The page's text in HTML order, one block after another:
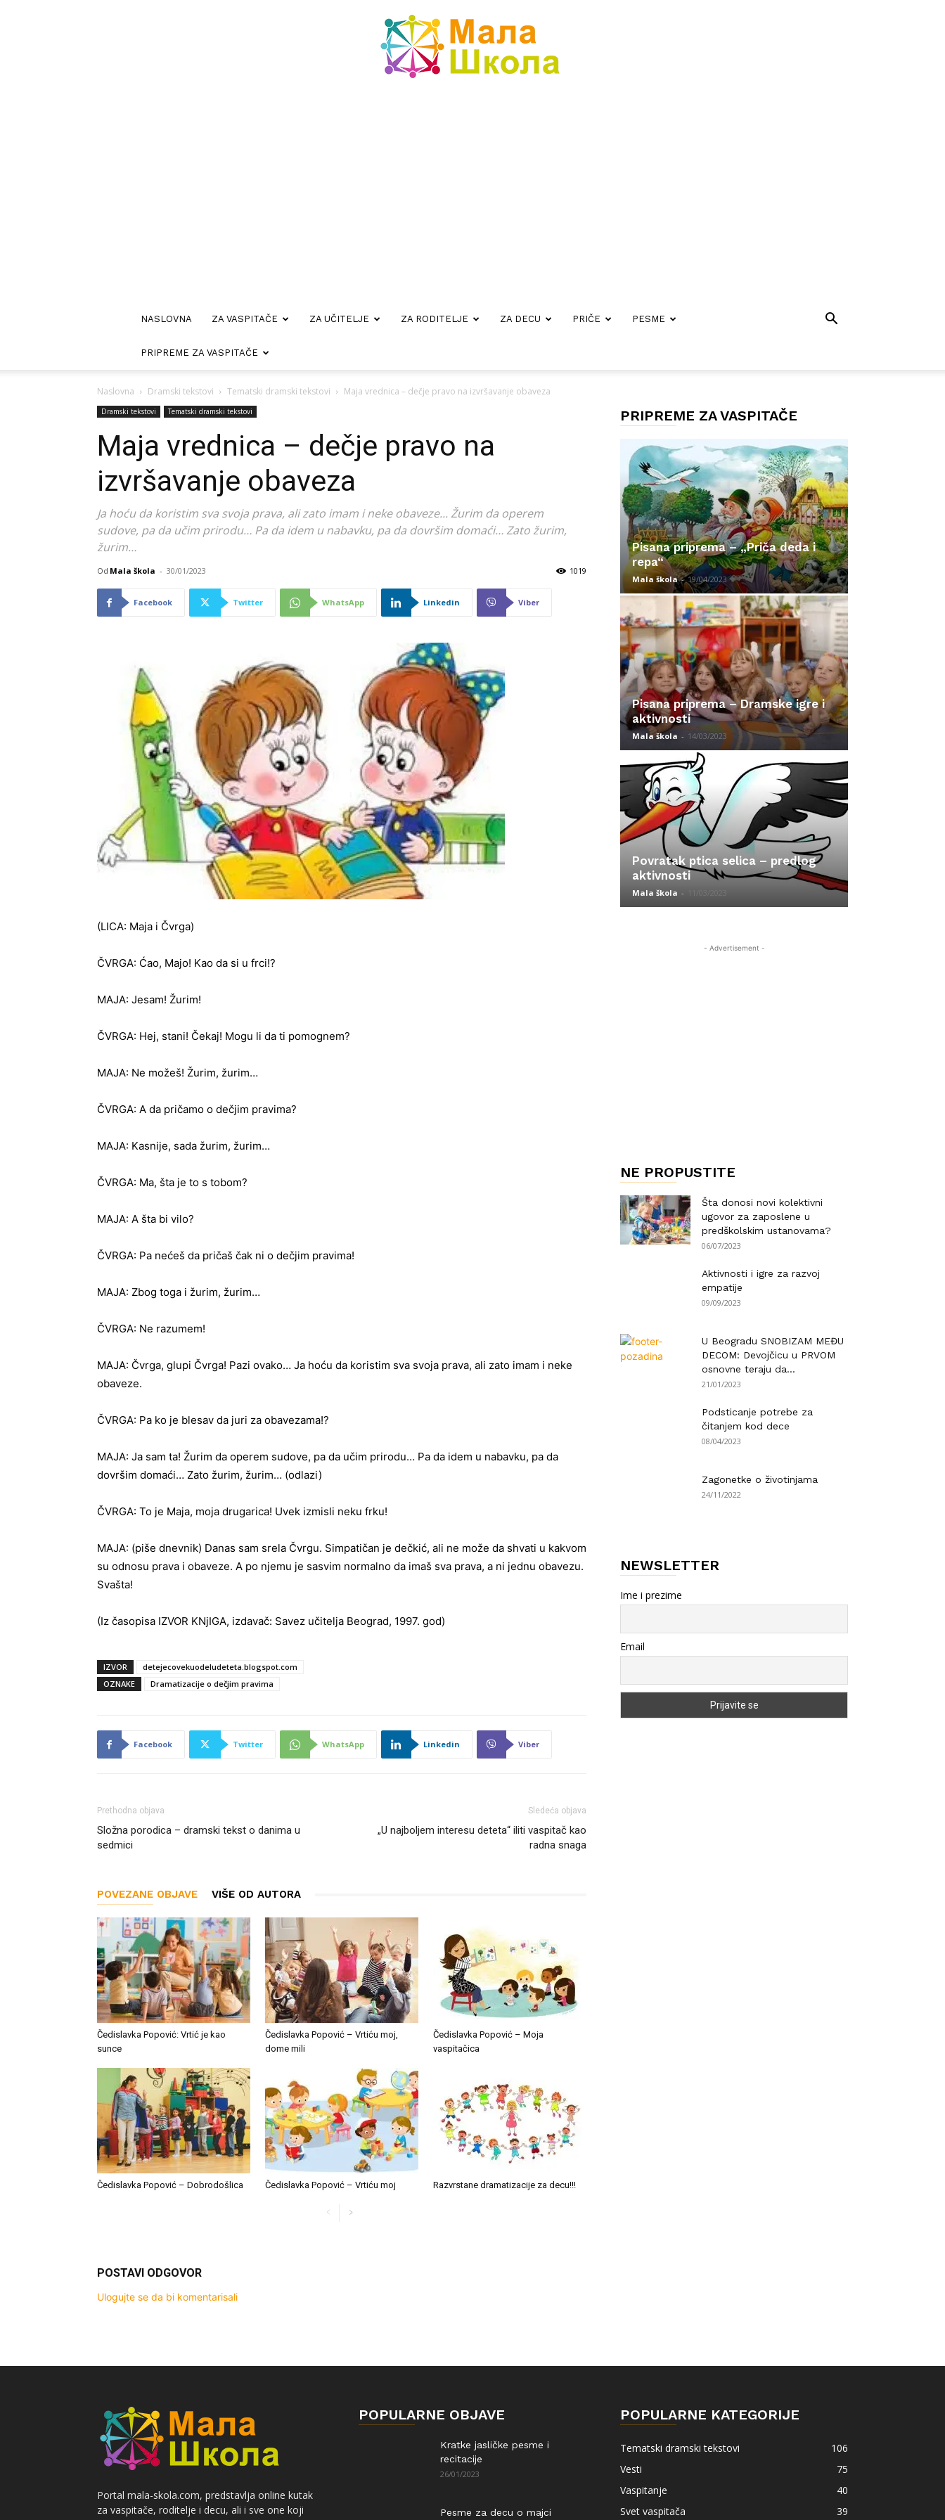
NASLOVNA ZA VASPITAČE ZA UČITELJE ZA RODITELJE ZA DECU PRIČE PESME
PRIPREME ZA VASPITAČE
Naslovna Dramski tekstovi Tematski dramski tekstovi Maja vrednica – dečje pravo na izvršavanje obaveza
Dramski tekstovi Tematski dramski tekstovi
Maja vrednica – dečje pravo na
izvršavanje obaveza
Ja hoću da koristim sva svoja prava, ali zato imam i neke obaveze... Žurim da operem
sudove, pa da učim prirodu… Pa da idem u nabavku, pa da dovršim domaći… Zato žurim,
žurim…
Od Mala škola - 30/01/2023 1019
Facebook Twitter WhatsApp Linkedin Viber
(LICA: Maja i Čvrga)
ČVRGA: Ćao, Majo! Kao da si u frci!?
MAJA: Jesam! Žurim!
ČVRGA: Hej, stani! Čekaj! Mogu li da ti pomognem?
MAJA: Ne možeš! Žurim, žurim…
ČVRGA: A da pričamo o dečjim pravima?
MAJA: Kasnije, sada žurim, žurim…
ČVRGA: Ma, šta je to s tobom?
MAJA: A šta bi vilo?
ČVRGA: Pa nećeš da pričaš čak ni o dečjim pravima!
MAJA: Zbog toga i žurim, žurim…
ČVRGA: Ne razumem!
MAJA: Čvrga, glupi Čvrga! Pazi ovako… Ja hoću da koristim sva svoja prava, ali zato imam i neke
obaveze.
ČVRGA: Pa ko je blesav da juri za obavezama!?
MAJA: Ja sam ta! Žurim da operem sudove, pa da učim prirodu… Pa da idem u nabavku, pa da
dovršim domaći… Zato žurim, žurim… (odlazi)
ČVRGA: To je Maja, moja drugarica! Uvek izmisli neku frku!
MAJA: (piše dnevnik) Danas sam srela Čvrgu. Simpatičan je dečkić, ali ne može da shvati u kakvom
su odnosu prava i obaveze. A po njemu je sasvim normalno da imaš sva prava, a ni jednu obavezu.
Svašta!
(Iz časopisa IZVOR KNjIGA, izdavač: Savez učitelja Beograd, 1997. god)
IZVOR
detejecovekuodeludeteta.blogspot.com
OZNAKE
Dramatizacije o dečjim pravima
Facebook Twitter WhatsApp Linkedin Viber
Prethodna objava
Složna porodica – dramski tekst o danima u
sedmici
Sledeća objava
„U najboljem interesu deteta“ iliti vaspitač kao
radna snaga
POVEZANE OBJAVE VIŠE OD AUTORA
Čedislavka Popović: Vrtić je kao
sunce
Čedislavka Popović – Vrtiću moj,
dome mili
Čedislavka Popović – Moja
vaspitačica
Čedislavka Popović – Dobrodošlica Čedislavka Popović – Vrtiću moj Razvrstane dramatizacije za decu!!!
POSTAVI ODGOVOR
Ulogujte se da bi komentarisali
PRIPREME ZA VASPITAČE
Pisana priprema – „Priča deda i
repa“
Mala škola - 19/04/2023
Pisana priprema – Dramske igre i
aktivnosti
Mala škola - 14/03/2023
Povratak ptica selica – predlog
aktivnosti
Mala škola -
- Advertisement -
NE PROPUSTITE
Šta donosi novi kolektivni
ugovor za zaposlene u
predškolskim ustanovama?
06/07/2023
Aktivnosti i igre za razvoj
empatije
09/09/2023
U Beogradu SNOBIZAM MEĐU
DECOM: Devojčicu u PRVOM
osnovne teraju da...
21/01/2023
Podsticanje potrebe za
čitanjem kod dece
08/04/2023
Zagonetke o životinjama
24/11/2022
NEWSLETTER
Ime i prezime
Email
Portal mala-skola.com, predstavlja online kutak
za vaspitače, roditelje i decu, ali i sve one koji
POPULARNE OBJAVE
Kratke jasličke pesme i
recitacije
26/01/2023
Pesme za decu o majci
POPULARNE KATEGORIJE
Tematski dramski tekstovi
106
Vesti
75
Vaspitanje
40
Svet vaspitača
39